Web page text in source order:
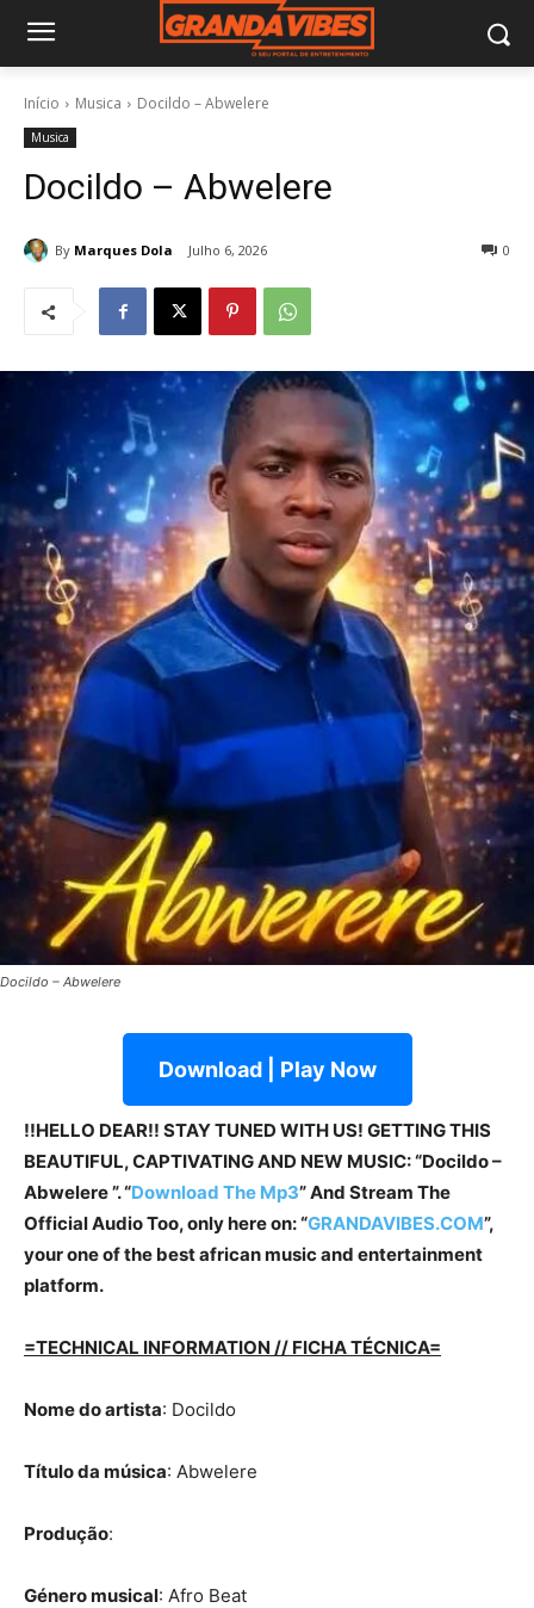
Início Musica Docildo – Abwelere
Musica
Docildo – Abwelere
By Marques Dola Julho 6, 2026 0
Docildo – Abwelere
Download | Play Now
!!HELLO DEAR!! STAY TUNED WITH US! GETTING THIS
BEAUTIFUL, CAPTIVATING AND NEW MUSIC: “Docildo –
Abwelere ”. “Download The Mp3” And Stream The
Official Audio Too, only here on: “GRANDAVIBES.COM”,
your one of the best african music and entertainment
platform.
=TECHNICAL INFORMATION // FICHA TÉCNICA=
Nome do artista: Docildo
Título da música: Abwelere
Produção:
Género musical: Afro Beat